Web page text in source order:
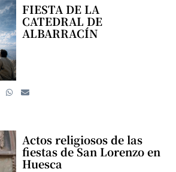
FIESTA DE LA
CATEDRAL DE
ALBARRACÍN
Actos religiosos de las
fiestas de San Lorenzo en
Huesca